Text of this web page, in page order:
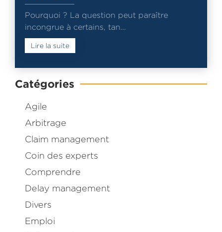
Pourquoi ? La question peut paraître
incongrue à certains, tan…
Lire la suite
Catégories
Agile
Arbitrage
Claim management
Coin des experts
Comprendre
Delay management
Divers
Emploi